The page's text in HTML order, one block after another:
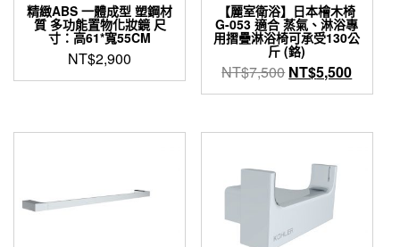
精緻ABS 一體成型 塑鋼材
質 多功能置物化妝鏡 尺
寸：高61*寬55CM
NT$2,900
【麗室衛浴】日本檜木椅
G-053 適合 蒸氣、淋浴專
用摺疊淋浴椅可承受130公
斤 (鉻)
NT$7,500 原
始
格：
NT$5,500目
前
格：